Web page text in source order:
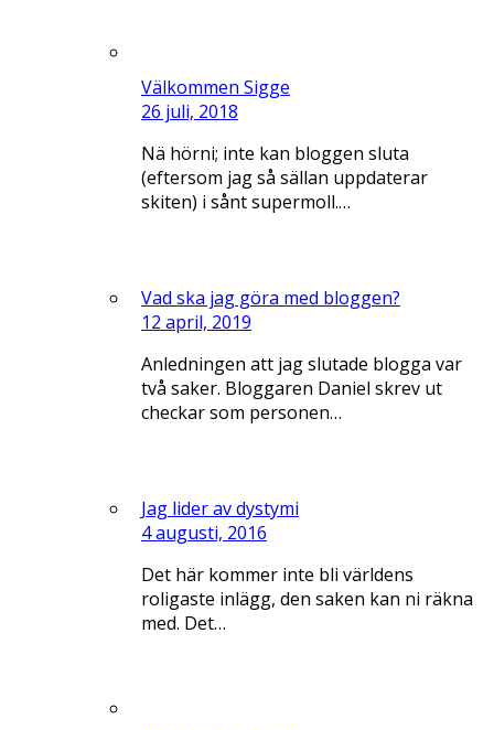
Välkommen Sigge
26 juli, 2018
Nä hörni; inte kan bloggen sluta
(eftersom jag så sällan uppdaterar
skiten) i sånt supermoll.…
Vad ska jag göra med bloggen?
12 april, 2019
Anledningen att jag slutade blogga var
två saker. Bloggaren Daniel skrev ut
checkar som personen…
Jag lider av dystymi
4 augusti, 2016
Det här kommer inte bli världens
roligaste inlägg, den saken kan ni räkna
med. Det…